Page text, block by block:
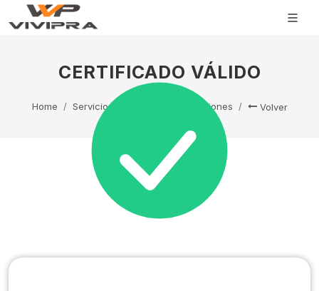
CERTIFICADO VÁLIDO
Home Servicio Técnico Capacitaciones Volver